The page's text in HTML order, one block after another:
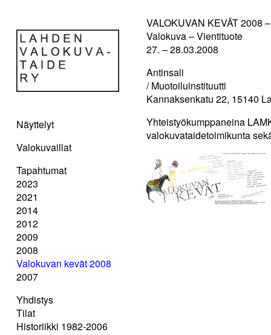
Näyttelyt
Valokuvaillat
Tapahtumat
2023
2021
2014
2012
2009
2008
Valokuvan kevät 2008
2007
Yhdistys
Tilat
Historiikki 1982-2006
VALOKUVAN KEVÄT 2008
Valokuva – Vientituote
27. – 28.03.2008
Antinsali
/ Muotoiluinstituutti
Kannaksenkatu 22, 15140
Yhteistyökumppaneina
valokuvataidetoimikunta